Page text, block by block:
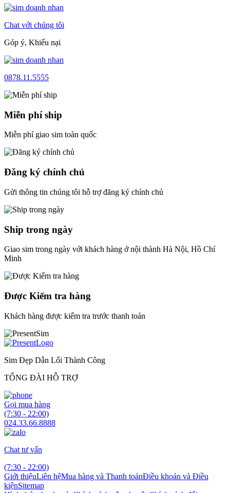
Chat với chúng tôi
Góp ý, Khiếu nại
0878.11.5555
Miễn phí ship
Miễn phí giao sim toàn quốc
Đăng ký chính chủ
Gửi thông tin chúng tôi hỗ trợ đăng ký chính chủ
Ship trong ngày
Giao sim trong ngày với khách hàng ở nội thành Hà Nội, Hồ Chí
Minh
Được Kiểm tra hàng
Khách hàng được kiểm tra trước thanh toán
Sim Đẹp Dẫn Lối Thành Công
TỔNG ĐÀI HỖ TRỢ
Gọi mua hàng
(7:30 - 22:00)
024.33.66.8888
Chat tư vấn
(7:30 - 22:00)
Giới thiệuLiên hệMua hàng và Thanh toánĐiều khoản và Điều
kiệnSitemap